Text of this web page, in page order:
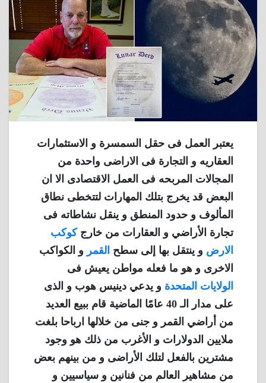
يعتبر العمل فى حقل السمسرة و الاستثمارات
العقاريه و التجارة فى الاراضى واحدة من
المجالات المربحه فى العمل الاقتصادى الا ان
البعض قد يخرج بتلك المهارات لتتخطى نطاق
المألوف و حدود المنطق و ينقل نشاطاته فى
تجارة الأراضي و العقارات من خارجكوكب
الارض و ينتقل بها إلى سطح القمر و الكواكب
الاخرى و هو ما فعله مواطن يعيش فى
الولايات المتحدة و يدعي دينيس هوب و الذى
على مدار الـ 40 عامًا الماضية قام ببيع العديد
من أراضي القمر و جنى من خلالها ارباحا بلغت
ملايين الدولارات و الأغرب من ذلك هو وجود
مشترين بالفعل لتلك الأراضى و من بينهم بعض
من مشاهير العالم من فنانين و سياسيين و